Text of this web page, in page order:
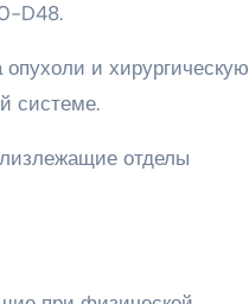
D48.
и хирургическую
системе.
отделы